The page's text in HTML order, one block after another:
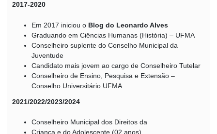
2017-2020
Em 2017 iniciou o Blog do Leonardo Alves
Graduando em Ciências Humanas (História) – UFMA
Conselheiro suplente do Conselho Municipal da
Juventude
Candidato mais jovem ao cargo de Conselheiro Tutelar
Conselheiro de Ensino, Pesquisa e Extensão –
Conselho Universitário UFMA
2021/2022/2023/2024
Conselheiro Municipal dos Direitos da
Criança e do Adolescente (02 anos)